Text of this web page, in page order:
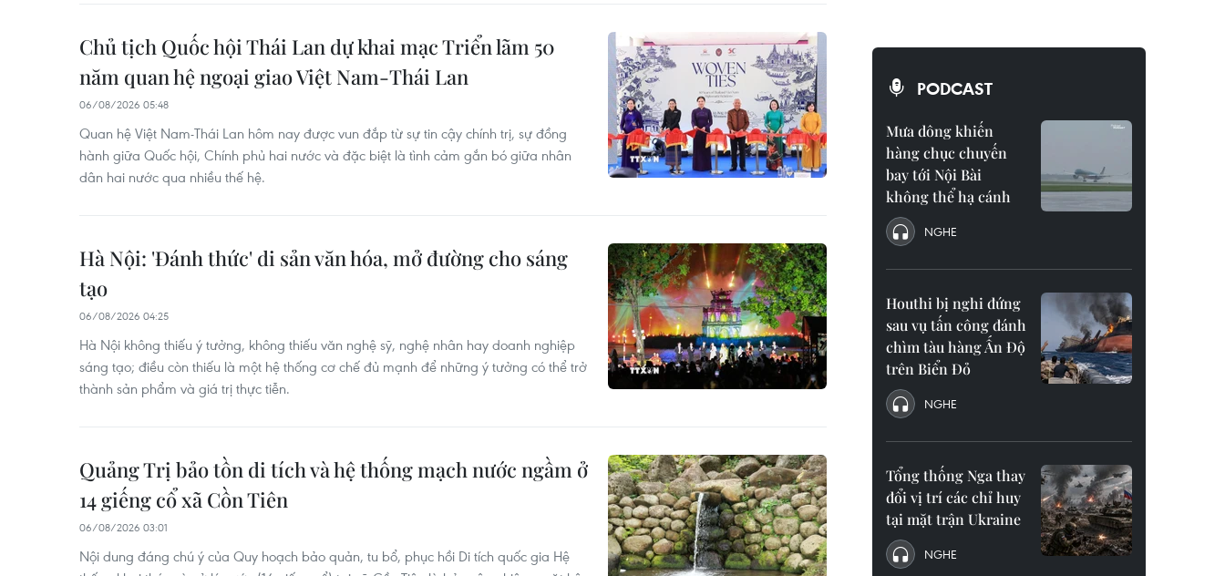
Chủ tịch Quốc hội Thái Lan dự khai mạc Triển lãm 50
năm quan hệ ngoại giao Việt Nam-Thái Lan
06/08/2026 05:48
Quan hệ Việt Nam-Thái Lan hôm nay được vun đắp từ sự tin cậy chính trị, sự đồng
hành giữa Quốc hội, Chính phủ hai nước và đặc biệt là tình cảm gắn bó giữa nhân
dân hai nước qua nhiều thế hệ.
Hà Nội: 'Đánh thức' di sản văn hóa, mở đường cho sáng
tạo
06/08/2026 04:25
Hà Nội không thiếu ý tưởng, không thiếu văn nghệ sỹ, nghệ nhân hay doanh nghiệp
sáng tạo; điều còn thiếu là một hệ thống cơ chế đủ mạnh để những ý tưởng có thể trở
thành sản phẩm và giá trị thực tiễn.
Quảng Trị bảo tồn di tích và hệ thống mạch nước ngầm ở
14 giếng cổ xã Cồn Tiên
06/08/2026 03:01
Nội dung đáng chú ý của Quy hoạch bảo quản, tu bổ, phục hồi Di tích quốc gia Hệ
PODCAST
Mưa dông khiến
hàng chục chuyến
bay tới Nội Bài
không thể hạ cánh
NGHE
Houthi bị nghi đứng
sau vụ tấn công đánh
chìm tàu hàng Ấn Độ
trên Biển Đỏ
NGHE
Tổng thống Nga thay
đổi vị trí các chỉ huy
tại mặt trận Ukraine
NGHE